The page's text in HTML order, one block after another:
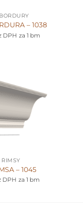
– 1038
DPH za 1 bm
ŘÍMSY
– 1045
DPH za 1 bm